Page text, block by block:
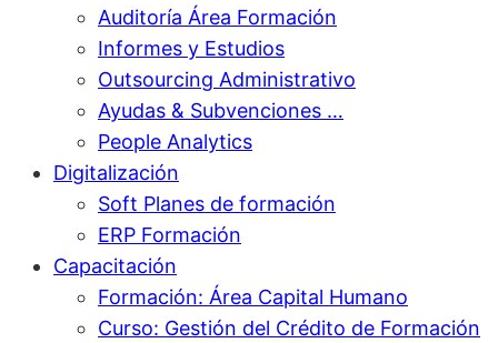
Auditoría Área Formación
Informes y Estudios
Outsourcing Administrativo
Ayudas & Subvenciones …
People Analytics
Digitalización
Soft Planes de formación
ERP Formación
Capacitación
Formación: Área Capital Humano
Curso: Gestión del Crédito de Formación